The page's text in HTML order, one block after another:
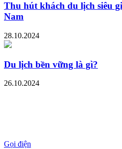
Thu hút khách du lịch siêu
Nam
28.10.2024
Du lịch bền vững là gì?
26.10.2024
Gọi điện